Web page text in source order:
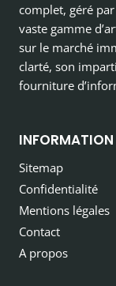
complet, géré
vaste gamme
sur le marché
clarté, son
fourniture
INFORMATION
Sitemap
Confidentialité
Mentions légales
Contact
A propos